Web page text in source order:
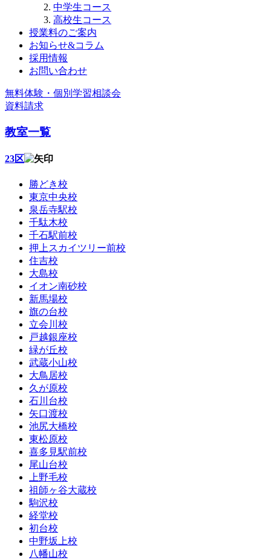
中学生コース
高校生コース
授業料のご案内
お知らせ&コラム
採用情報
お問い合わせ
無料体験・個別学習相談会
資料請求
教室一覧
23区
勝どき校
東京中央校
泉岳寺駅校
千駄木校
千石駅前校
押上スカイツリー前校
住吉校
大島校
イオン南砂校
新馬場校
旗の台校
立会川校
戸越銀座校
緑が丘校
武蔵小山校
大鳥居校
久が原校
石川台校
矢口渡校
池尻大橋校
東松原校
喜多見駅前校
尾山台校
上野毛校
祖師ヶ谷大蔵校
駒沢校
経堂校
初台校
中野坂上校
八幡山校